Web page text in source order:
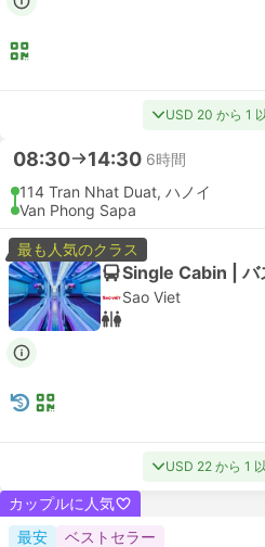
USD 20 から 1
08:30 14:30 6時間
114 Tran Nhat Duat, ハノイ
Van Phong Sapa
最も人気のクラス
Single Cabin | バ
Sao Viet
USD 22 から 1
カップルに人気
最安
ベストセラー